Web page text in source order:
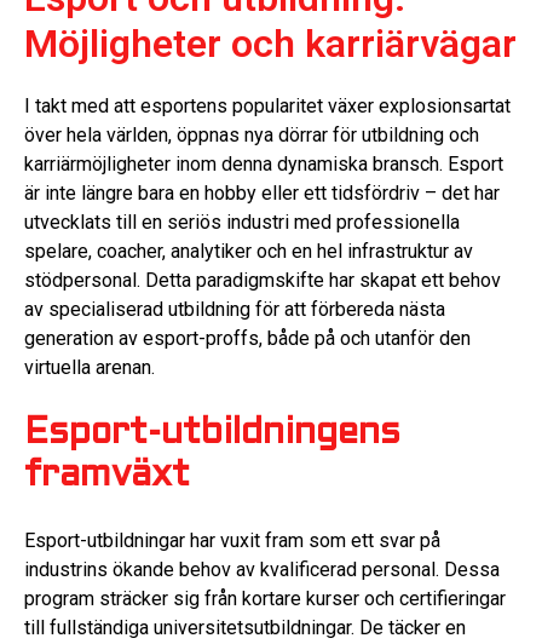
Möjligheter och karriärvägar
I takt med att esportens popularitet växer explosionsartat
över hela världen, öppnas nya dörrar för utbildning och
karriärmöjligheter inom denna dynamiska bransch. Esport
är inte längre bara en hobby eller ett tidsfördriv – det har
utvecklats till en seriös industri med professionella
spelare, coacher, analytiker och en hel infrastruktur av
stödpersonal. Detta paradigmskifte har skapat ett behov
av specialiserad utbildning för att förbereda nästa
generation av esport-proffs, både på och utanför den
virtuella arenan.
Esport-utbildningens
framväxt
Esport-utbildningar har vuxit fram som ett svar på
industrins ökande behov av kvalificerad personal. Dessa
program sträcker sig från kortare kurser och certifieringar
till fullständiga universitetsutbildningar. De täcker en